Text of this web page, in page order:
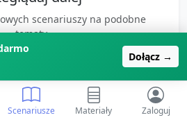
scenariuszy na podobne
tematy
o "
✨ Polecamy
Dołącz →
Scenariusze Materiały Zaloguj